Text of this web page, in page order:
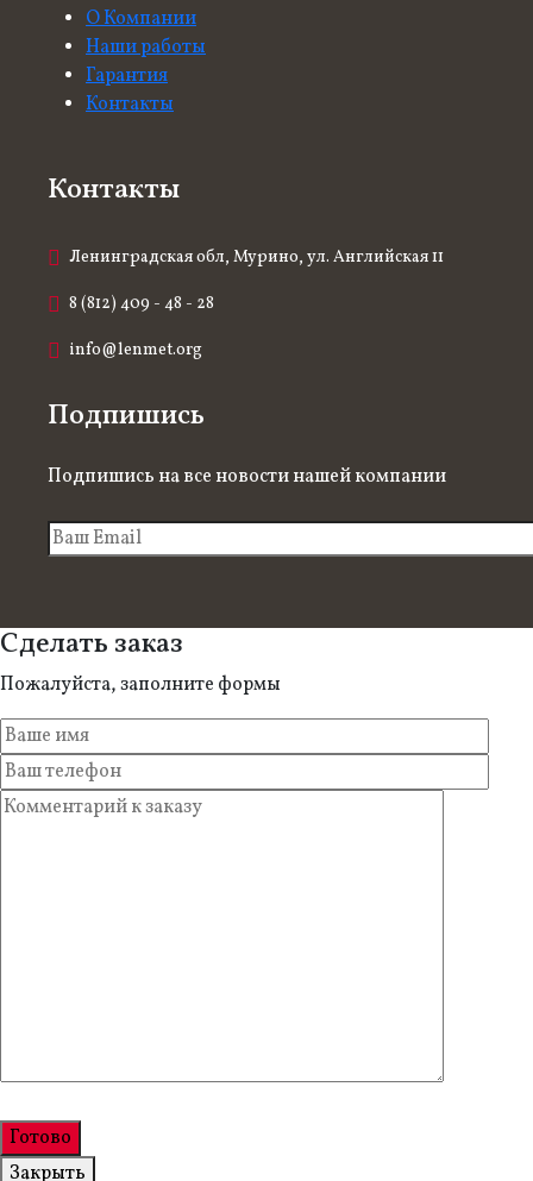
О Компании
Наши работы
Гарантия
Контакты
Контакты
Ленинградская обл, Мурино, ул. Английская 11
8 (812) 409 - 48 - 28
info@lenmet.org
Подпишись
Подпишись на все новости нашей компании
Сделать заказ
Пожалуйста, заполните формы
Закрыть